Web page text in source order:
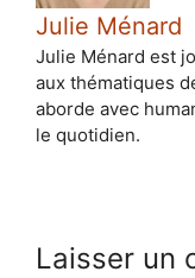
Julie Ménard
Julie Ménard est
aux thématiques
aborde avec
le quotidien.
Laisser un